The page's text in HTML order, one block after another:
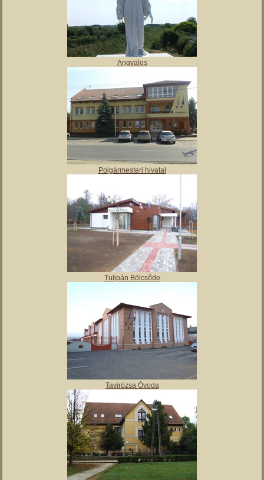
Angyalos
Polgármesteri hivatal
Tulipán Bölcsőde
Tavirózsa Óvoda